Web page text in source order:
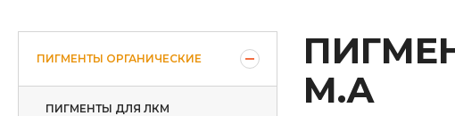
ПИГМЕНТЫ ОРГАНИЧЕСКИЕ
ПИГМЕНТЫ ДЛЯ ЛКМ
М.А